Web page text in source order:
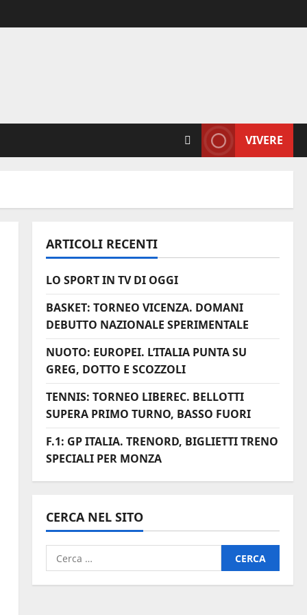
VIVERE
ARTICOLI RECENTI
LO SPORT IN TV DI OGGI
BASKET: TORNEO VICENZA. DOMANI
DEBUTTO NAZIONALE SPERIMENTALE
NUOTO: EUROPEI. L’ITALIA PUNTA SU
GREG, DOTTO E SCOZZOLI
TENNIS: TORNEO LIBEREC. BELLOTTI
SUPERA PRIMO TURNO, BASSO FUORI
F.1: GP ITALIA. TRENORD, BIGLIETTI TRENO
SPECIALI PER MONZA
CERCA NEL SITO
Ricerca
per: